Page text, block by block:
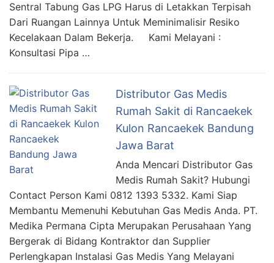
Sentral Tabung Gas LPG Harus di Letakkan Terpisah
Dari Ruangan Lainnya Untuk Meminimalisir Resiko
Kecelakaan Dalam Bekerja. Kami Melayani :
Konsultasi Pipa …
Distributor Gas Medis
Rumah Sakit di Rancaekek
Kulon Rancaekek Bandung
Jawa Barat
Anda Mencari Distributor Gas
Medis Rumah Sakit? Hubungi
Contact Person Kami 0812 1393 5332. Kami Siap
Membantu Memenuhi Kebutuhan Gas Medis Anda. PT.
Medika Permana Cipta Merupakan Perusahaan Yang
Bergerak di Bidang Kontraktor dan Supplier
Perlengkapan Instalasi Gas Medis Yang Melayani